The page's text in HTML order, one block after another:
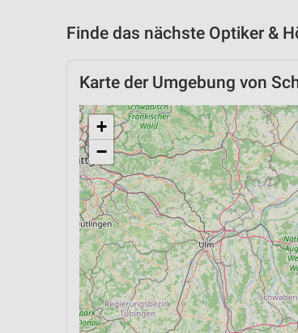
Finde das nächste Optiker &
Karte der Umgebung von
+
−